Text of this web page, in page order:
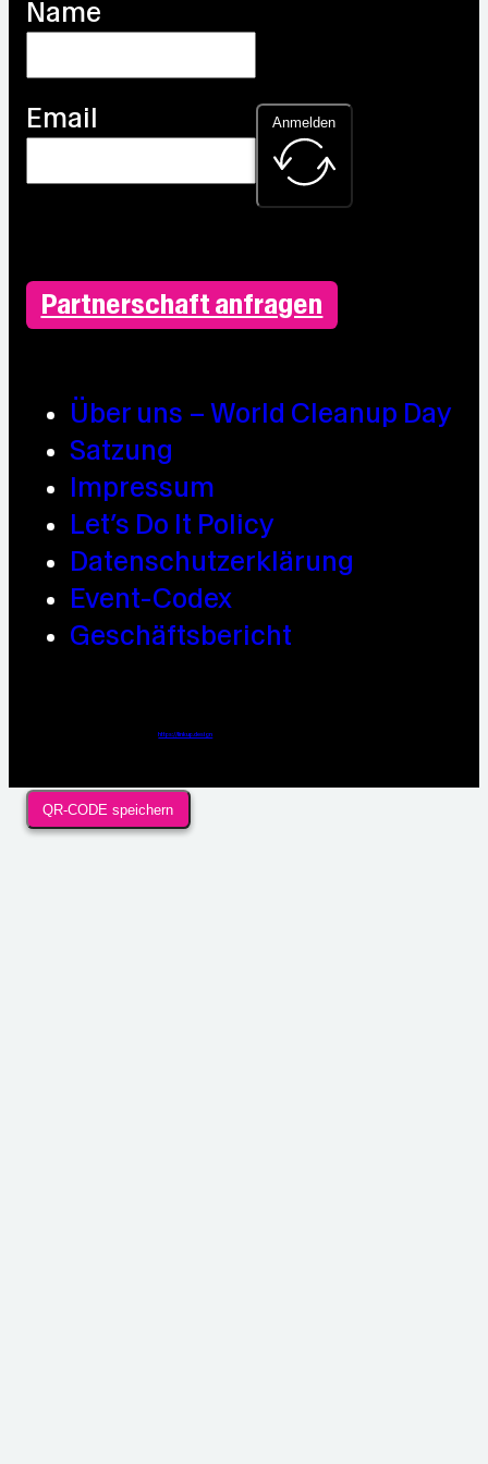
Partnerschaft anfragen
Über uns – World Cleanup Day
Satzung
Impressum
Let’s Do It Policy
Datenschutzerklärung
Event-Codex
Geschäftsbericht
Name
Email Anmelden
https://linkup.design
QR-CODE speichern